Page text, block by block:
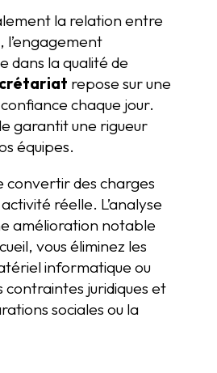
la relation entre
l’engagement
dans la qualité de
repose sur une
chaque jour.
garantit une rigueur
équipes.
convertir des charges
réelle. L’analyse
amélioration notable
vous éliminez les
informatique ou
contraintes juridiques et
sociales ou la